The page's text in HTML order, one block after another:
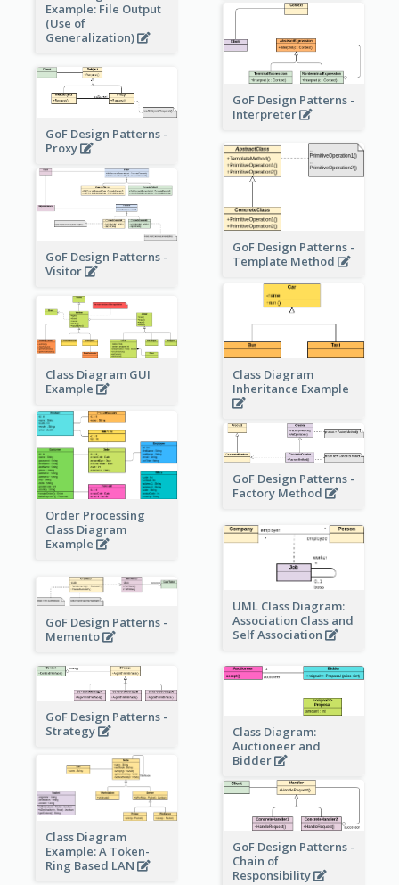
Example: File Output
(Use of
Generalization)
GoF Design Patterns -
Interpreter
GoF Design Patterns -
Proxy
GoF Design Patterns -
Template Method
GoF Design Patterns -
Visitor
Class Diagram
Inheritance Example
Class Diagram GUI
Example
Order Processing
Class Diagram
Example
GoF Design Patterns -
Factory Method
UML Class Diagram:
Association Class and
Self Association
GoF Design Patterns -
Memento
GoF Design Patterns -
Strategy
Class Diagram:
Auctioneer and
Bidder
Class Diagram
Example: A Token-
Ring Based LAN
GoF Design Patterns -
Chain of
Responsibility